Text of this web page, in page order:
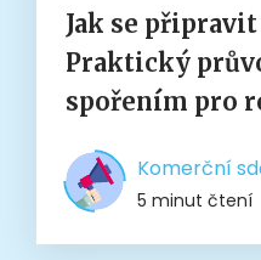
Jak se
Praktický
spořením pro
Komerční
5 minut čtení